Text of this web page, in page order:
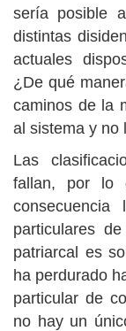
sería posible
distintas
actuales
¿De qué
caminos de la
al sistema y no
Las
fallan, por lo
particulares
patriarcal es
ha perdurado
particular de
no hay un